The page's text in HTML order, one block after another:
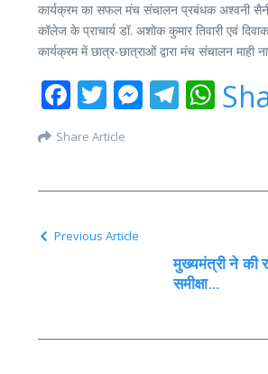
कार्यक्रम का सफल मंच संचालन प्रबंधक अश्वनी सैनी
कॉलेज के प्राचार्य डॉ. अशोक कुमार तिवारी एवं
कार्यक्रम में छात्र-छात्राओं द्वारा मंच संचालन
Facebook
Twitter
Share Article
Previous Article
मुख्यमंत्री ने की
समीक्षा…